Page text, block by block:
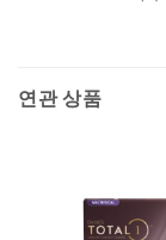
연관 상품